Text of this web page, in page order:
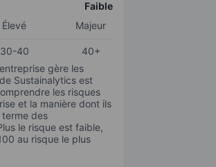
Faible
Élevé Majeur
30-40
40+
gère les
Sustainalytics est
les risques
et la manière dont ils
des
le risque est faible,
au risque le plus